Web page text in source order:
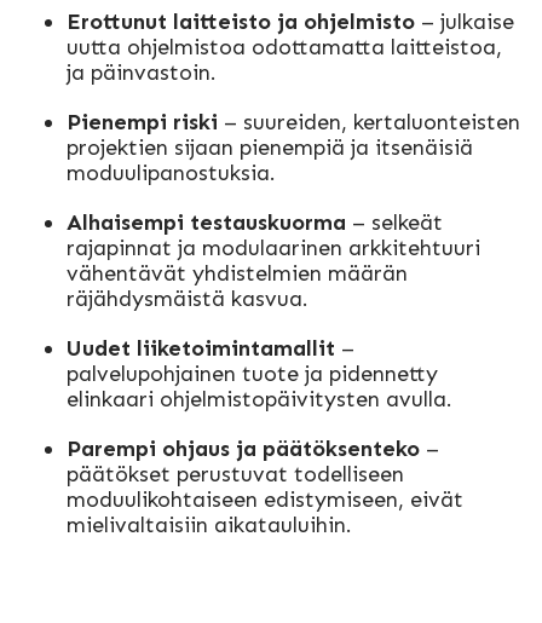
Erottunut laitteisto ja ohjelmisto – julkaise
uutta ohjelmistoa odottamatta laitteistoa,
ja päinvastoin.
Pienempi riski – suureiden, kertaluonteisten
projektien sijaan pienempiä ja itsenäisiä
moduulipanostuksia.
Alhaisempi testauskuorma – selkeät
rajapinnat ja modulaarinen arkkitehtuuri
vähentävät yhdistelmien määrän
räjähdysmäistä kasvua.
Uudet liiketoimintamallit –
palvelupohjainen tuote ja pidennetty
elinkaari ohjelmistopäivitysten avulla.
Parempi ohjaus ja päätöksenteko –
päätökset perustuvat todelliseen
moduulikohtaiseen edistymiseen, eivät
mielivaltaisiin aikatauluihin.